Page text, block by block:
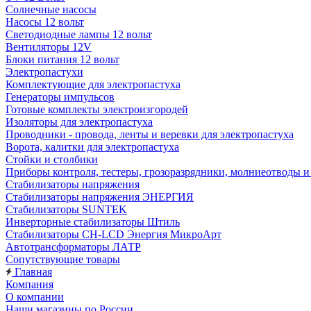
Солнечные насосы
Насосы 12 вольт
Светодиодные лампы 12 вольт
Вентиляторы 12V
Блоки питания 12 вольт
Электропастухи
Комплектующие для электропастуха
Генераторы импульсов
Готовые комплекты электроизгородей
Изоляторы для электропастуха
Проводники - провода, ленты и веревки для электропастуха
Ворота, калитки для электропастуха
Стойки и столбики
Приборы контроля, тестеры, грозоразрядники, молниеотводы и
Стабилизаторы напряжения
Стабилизаторы напряжения ЭНЕРГИЯ
Стабилизаторы SUNTEK
Инверторные стабилизаторы Штиль
Стабилизаторы СН-LCD Энepгия МикроАрт
Автотрансформаторы ЛАТР
Сопутствующие товары
Главная
Компания
О компании